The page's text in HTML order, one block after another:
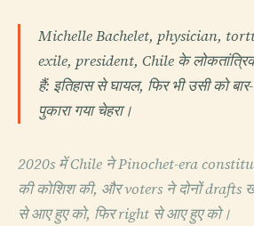
Michelle Bachelet, physician,
exile, president, Chile के
हैं: इतिहास से घायल, फिर भी उसी को
पुकारा गया चेहरा।
2020s में Chile ने Pinochet-era
की कोशिश की, और voters ने दोनों drafts
से आए हुए को, फिर right से आए हुए को।